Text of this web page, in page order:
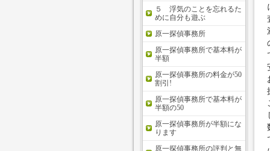
５ 浮気のことを忘れるた
めに自分も遊ぶ
原一探偵事務所
原一探偵事務所で基本料が
半額
原一探偵事務所の料金が50
割引!
原一探偵事務所で基本料が
半額の50
原一探偵事務所が半額にな
ります
原一探偵事務所の評判と無